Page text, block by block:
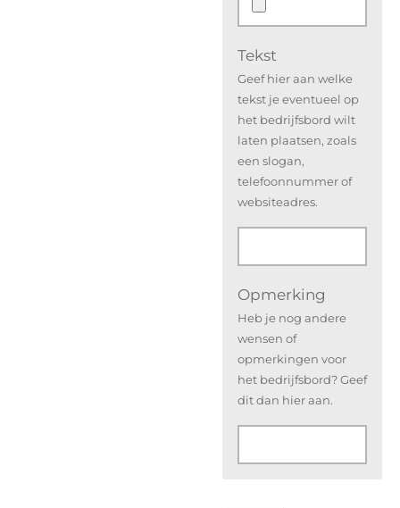
Tekst
Geef hier aan welke
tekst je eventueel op
het bedrijfsbord wilt
laten plaatsen, zoals
een slogan,
telefoonnummer of
websiteadres.
Opmerking
Heb je nog andere
wensen of
opmerkingen voor
het bedrijfsbord? Geef
dit dan hier aan.